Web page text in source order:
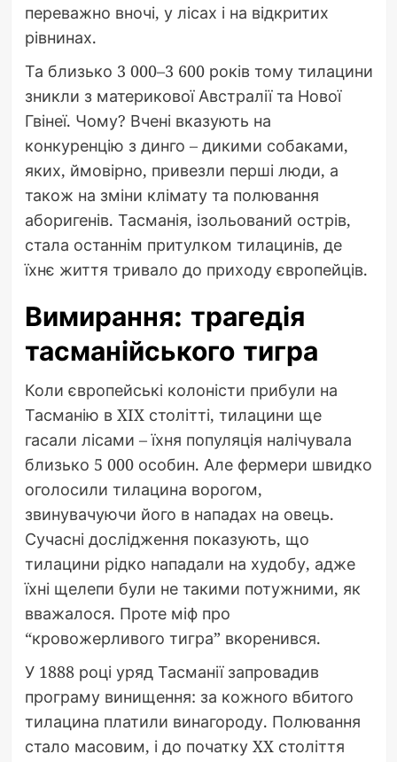
переважно вночі, у лісах і на відкритих
рівнинах.
Та близько 3 000–3 600 років тому тилацини
зникли з материкової Австралії та Нової
Гвінеї. Чому? Вчені вказують на
конкуренцію з динго – дикими собаками,
яких, ймовірно, привезли перші люди, а
також на зміни клімату та полювання
аборигенів. Тасманія, ізольований острів,
стала останнім притулком тилацинів, де
їхнє життя тривало до приходу європейців.
Вимирання: трагедія
тасманійського тигра
Коли європейські колоністи прибули на
Тасманію в XIX столітті, тилацини ще
гасали лісами – їхня популяція налічувала
близько 5 000 особин. Але фермери швидко
оголосили тилацина ворогом,
звинувачуючи його в нападах на овець.
Сучасні дослідження показують, що
тилацини рідко нападали на худобу, адже
їхні щелепи були не такими потужними, як
вважалося. Проте міф про
“кровожерливого тигра” вкоренився.
У 1888 році уряд Тасманії запровадив
програму винищення: за кожного вбитого
тилацина платили винагороду. Полювання
стало масовим, і до початку XX століття